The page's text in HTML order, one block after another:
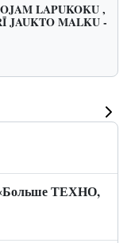
LAPUKOKU ,
JAUKTO MALKU -
«Больше ТЕХНО,